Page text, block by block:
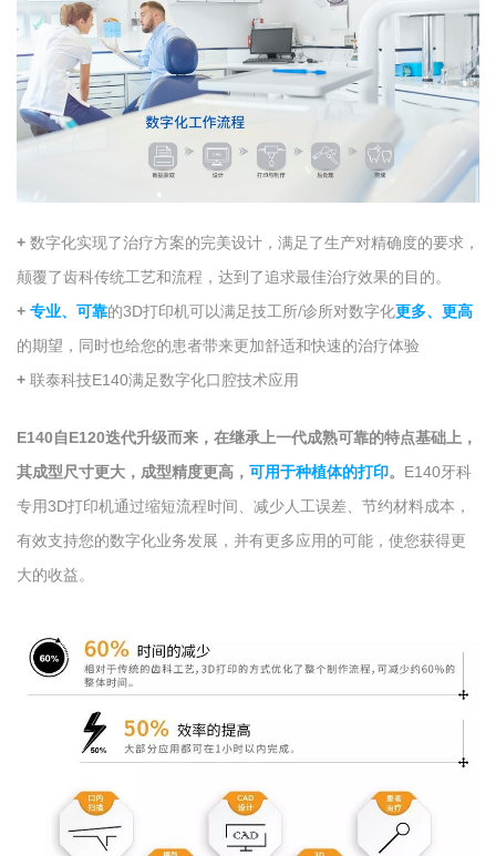
+ 数字化实现了治疗方案的完美设计，满足了生产对精确度的要求，
颠覆了齿科传统工艺和流程，达到了追求最佳治疗效果的目的。
+ 专业、可靠的3D打印机可以满足技工所/诊所对数字化更多、更高
的期望，同时也给您的患者带来更加舒适和快速的治疗体验
+ 联泰科技E140满足数字化口腔技术应用
E140自E120迭代升级而来，在继承上一代成熟可靠的特点基础上，
其成型尺寸更大，成型精度更高， 可用于种植体的打印。 E140牙科
专用3D打印机通过缩短流程时间、减少人工误差、节约材料成本，
有效支持您的数字化业务发展，并有更多应用的可能，使您获得更
大的收益。